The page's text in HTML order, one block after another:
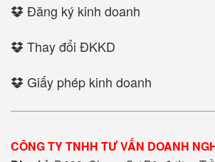
Đăng ký kinh doanh
Thay đổi ĐKKD
Giấy phép kinh doanh
CÔNG TY TNHH TƯ VẤN DOANH